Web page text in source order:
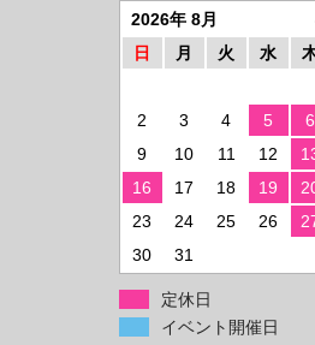
2026年 8月
日
月 火 水
2
3 4 5 6
9
10 11 12
16
17 18 19
23
24 25 26
30
31
定休日
イベント開催日